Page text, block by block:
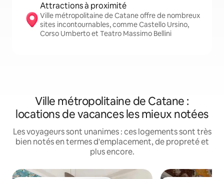
Attractions à proximité
Ville métropolitaine de Catane offre de nombreux
sites incontournables, comme Castello Ursino,
Corso Umberto et Teatro Massimo Bellini
Ville métropolitaine de Catane :
locations de vacances les mieux notées
Les voyageurs sont unanimes : ces logements sont très
bien notés en termes d'emplacement, de propreté et
plus encore.